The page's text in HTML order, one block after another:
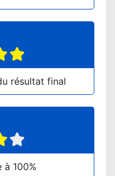
résultat final
à 100%